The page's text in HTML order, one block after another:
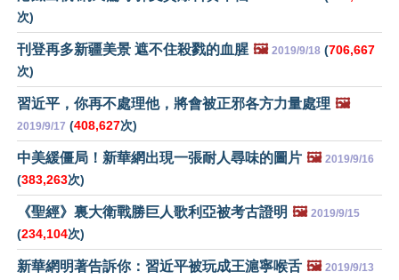
次)
刊登再多新疆美景 遮不住殺戮的血腥 🖼️ 2019/9/18 (706,667
次)
習近平，你再不處理他，將會被正邪各方力量處理 🖼️
2019/9/17 (408,627次)
中美緩僵局！新華網出現一張耐人尋味的圖片 🖼️ 2019/9/16
(383,263次)
《聖經》裏大衛戰勝巨人歌利亞被考古證明 🖼️ 2019/9/15
(234,104次)
新華網明著告訴你：習近平被玩成王滬寧喉舌 🖼️ 2019/9/13